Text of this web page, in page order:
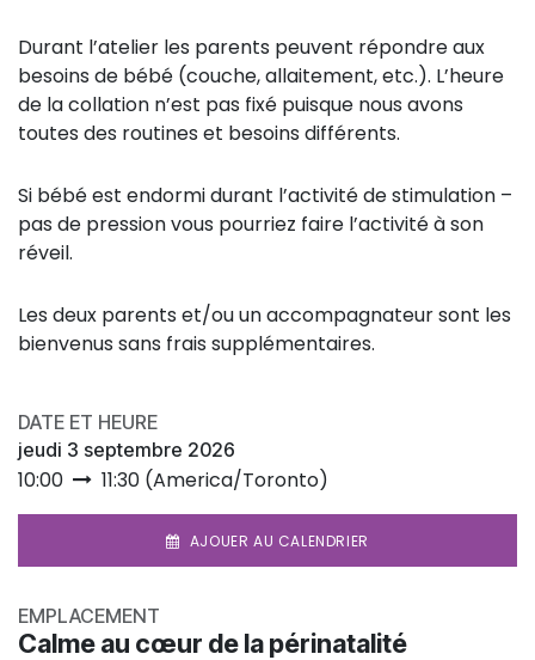
Durant l’atelier les parents peuvent répondre aux
besoins de bébé (couche, allaitement, etc.). L’heure
de la collation n’est pas fixé puisque nous avons
toutes des routines et besoins différents.
Si bébé est endormi durant l’activité de stimulation –
pas de pression vous pourriez faire l’activité à son
réveil.
Les deux parents et/ou un accompagnateur sont les
bienvenus sans frais supplémentaires.
DATE ET HEURE
jeudi 3 septembre 2026
10:00 11:30 (America/Toronto)
AJOUER AU CALENDRIER
EMPLACEMENT
Calme au cœur de la périnatalité